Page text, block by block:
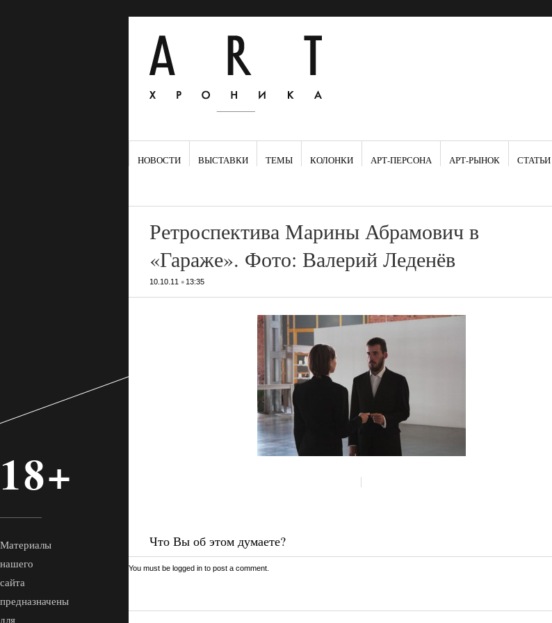
НОВОСТИ ВЫСТАВКИ ТЕМЫ КОЛОНКИ АРТ-ПЕРСОНА АРТ-РЫНОК СТАТЬИ
Ретроспектива Марины Абрамович в
«Гараже». Фото: Валерий Леденёв
10.10.11• 13:35
Что Вы об этом думаете?
You must be logged into post a comment.
18+
Материалы
нашего
сайта
предназначены
для